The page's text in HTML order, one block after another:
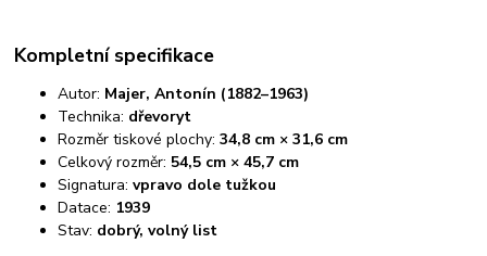
Kompletní specifikace
Autor: Majer, Antonín (1882–1963)
Technika: dřevoryt
Rozměr tiskové plochy:34,8 cm × 31,6 cm
Celkový rozměr: 54,5 cm × 45,7 cm
Signatura:vpravo dole tužkou
Datace: 1939
Stav: dobrý, volný list